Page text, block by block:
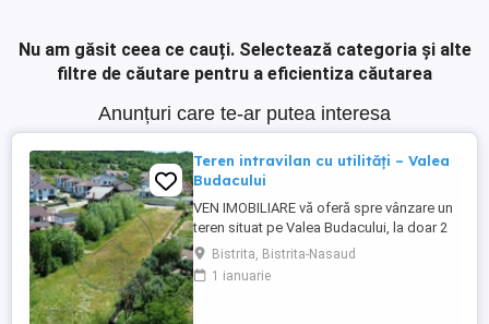
Nu am găsit ceea ce cauți. Selectează categoria și alte
filtre de căutare pentru a eficientiza căutarea
Anunțuri care te-ar putea interesa
Teren intravilan cu utilități – Valea
Budacului
VEN IMOBILIARE vă oferă spre vânzare un
teren situat pe Valea Budacului, la doar 2
km de centrul municipiului Bistrița.
Proprietatea beneficiază de o amplasare
excelentă, într-o zonă liniștită, cu acces
Bistrita, Bistrita-Nasaud
1 ianuarie